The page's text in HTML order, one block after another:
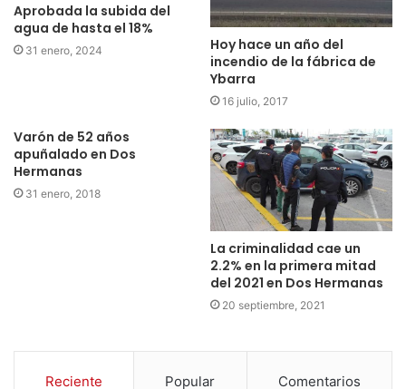
Aprobada la subida del
agua de hasta el 18%
31 enero, 2024
Hoy hace un año del
incendio de la fábrica de
Ybarra
16 julio, 2017
Varón de 52 años
apuñalado en Dos
Hermanas
31 enero, 2018
La criminalidad cae un
2.2% en la primera mitad
del 2021 en Dos Hermanas
20 septiembre, 2021
Reciente Popular Comentarios